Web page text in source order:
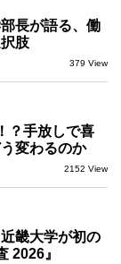
長が語る、働
肢
379 View
？手放しで喜
変わるのか
2152 View
畿大学が初の
2026』